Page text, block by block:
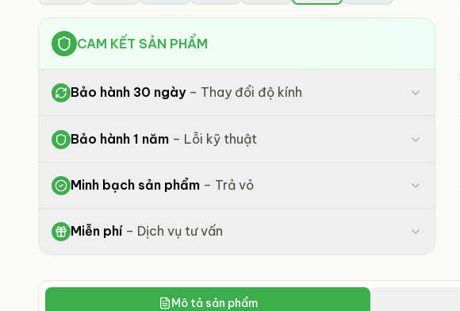
CAM KẾT SẢN PHẨM
Bảo hành 30 ngày– Thay đổi độ kính
Bảo hành 1 năm – Lỗi kỹ thuật
Minh bạch sản phẩm – Trả vỏ
Miễn phí– Dịch vụ tư vấn
Mô tả sản phẩm